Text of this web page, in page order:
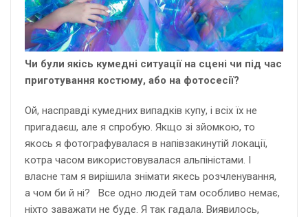
Чи були якісь кумедні ситуації на сцені чи під час
приготування костюму, або на фотосесії?
Ой, насправді кумедних випадків купу, і всіх їх не
пригадаєш, але я спробую. Якщо зі зйомкою, то
якось я фотографувалася в напівзакинутій локації,
котра часом використовувалася альпіністами. І
власне там я вирішила знімати якесь розчленування,
а чом би й ні? Все одно людей там особливо немає,
ніхто заважати не буде. Я так гадала. Виявилось,